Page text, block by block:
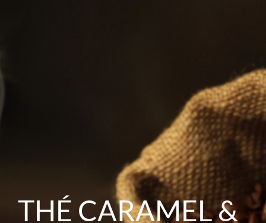
THÉ CARAMEL &